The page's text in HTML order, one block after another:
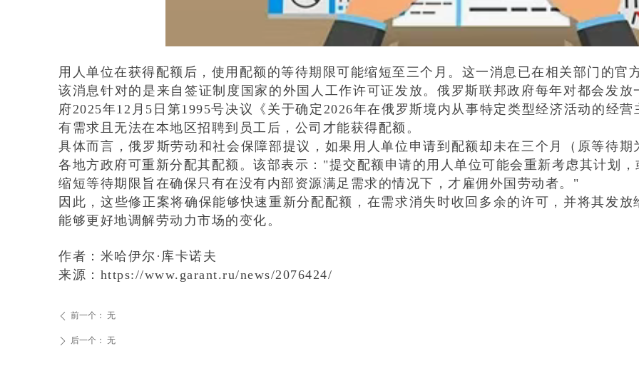
用人单位在获得配额后，使用配额的等待期限可能缩短至三个月。这一消息已在相关部门的官
该消息针对的是来自签证制度国家的外国人工作许可证发放。俄罗斯联邦政府每年对都会发放
府2025年12 月 5 日第1995号决议《关于确定 2026年在俄罗斯境内从事特定类型经济活动的经
有需求且无法在本地区招聘到员工后，公司才能获得配额。
具体而言，俄罗斯劳动和社会保障部提议，如果用人单位申请到配额却未在三个月（原等待期
各地方政府可重新分配其配额。该部表示： "提交配额申请的用人单位可能会重新考虑其计划
缩短等待期限旨在确保只有在没有内部资源满足需求的情况下，才雇佣外国劳动者。 "
因此，这些修正案将确保能够快速重新分配配额，在需求消失时收回多余的许可，并将其发
能够更好地调解劳动力市场的变化。
作者：米哈伊尔·库卡诺夫
来源： https://www.garant.ru/news/2076424/
ꄴ 前一个： 无
ꄲ 后一个： 无